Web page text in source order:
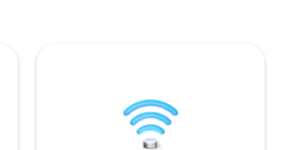
kupasha joto na
ambavyo